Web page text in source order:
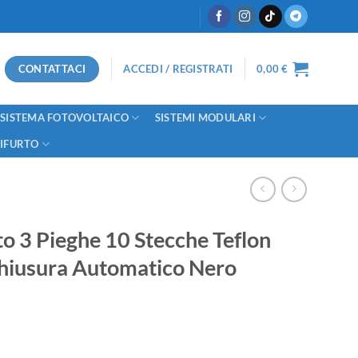
CONTATTACI ACCEDI / REGISTRATI 0,00€
SISTEMA FOTOVOLTAICO SISTEMI MODULARI
Pieghe 10 Stecche Teflon
Automatico Nero